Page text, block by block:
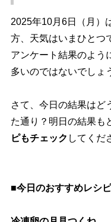
2025年10月6日（月）
方、天気はいまひとつ
アンケート結果のよう
多いのではないでしょ
さて、今日の結果はど
た通り？明日の結果も
ピもチェック してくだ
■今日のおすすめレシピ